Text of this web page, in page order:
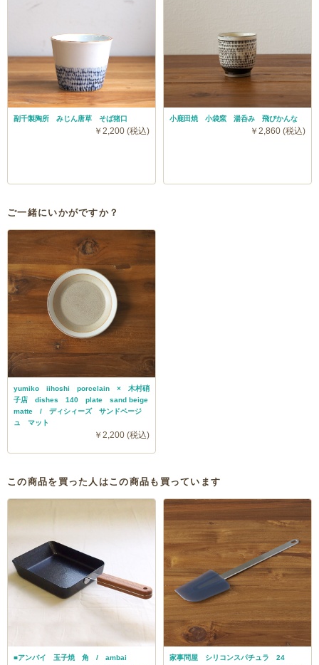
副千製陶所 みじん唐草 そば猪口
￥2,200 (税込)
小鹿田焼 小袋窯 湯呑み 飛びかんな
￥2,860 (税込)
ご一緒にいかがですか？
yumiko iihoshi porcelain × 木村硝
子店 dishes 140 plate sand beige
matte / ディシィーズ サンドベージ
ュ マット
￥2,200 (税込)
この商品を買った人はこの商品も買っています
■アンバイ 玉子焼 角 / ambai 家事問屋 シリコンスパチュラ 24